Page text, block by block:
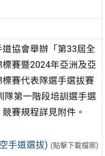
協會舉辦「第33屆全
賽暨2024年亞洲及亞
賽代表隊選手選拔賽
隊第一階段培訓選手選
賽規程詳見附件。
手道選拔) (點擊下載檔案)